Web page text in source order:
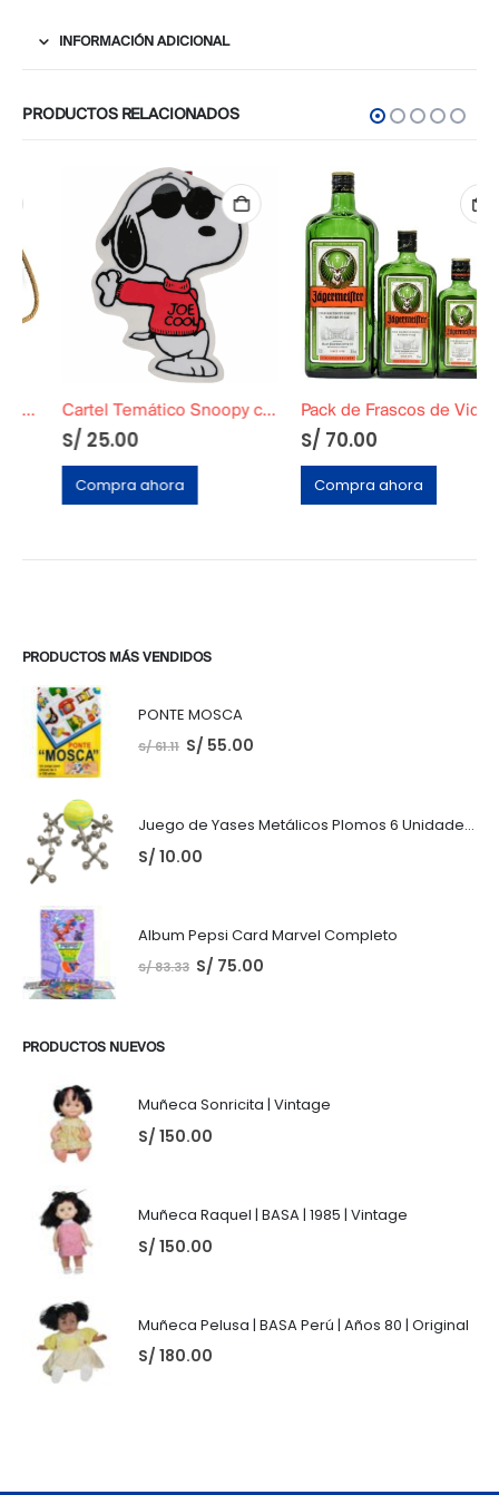
INFORMACIÓN ADICIONAL
PRODUCTOS RELACIONADOS
Cartel Temático Snoopy con Lentes
25.00
Compra ahora
Pack de Frascos de Vidrio Decorativos Vintage
70.00
Compra ahora
PRODUCTOS MÁS VENDIDOS
PONTE MOSCA
S/61.11 S/ 55.00
Juego de Yases Metálicos Plomos 6 Unidades + Pelota de Goma (En Bolsita Lista para Regalar)
S/ 10.00
Album Pepsi Card Marvel Completo
S/83.33 S/ 75.00
PRODUCTOS NUEVOS
Muñeca Sonricita | Vintage
S/ 150.00
Muñeca Raquel | BASA | 1985 | Vintage
S/ 150.00
Muñeca Pelusa | BASA Perú | Años 80 | Original
S/ 180.00